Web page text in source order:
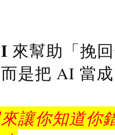
來幫助「挽
是把 AI 當
讓你知道你